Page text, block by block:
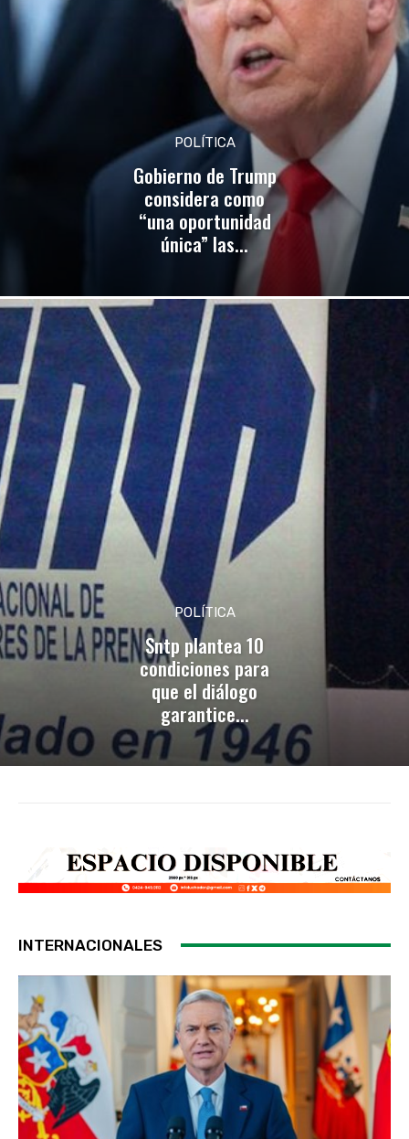
POLÍTICA
Gobierno de Trump
considera como
“una oportunidad
única” las...
POLÍTICA
Sntp plantea 10
condiciones para
que el diálogo
garantice...
INTERNACIONALES